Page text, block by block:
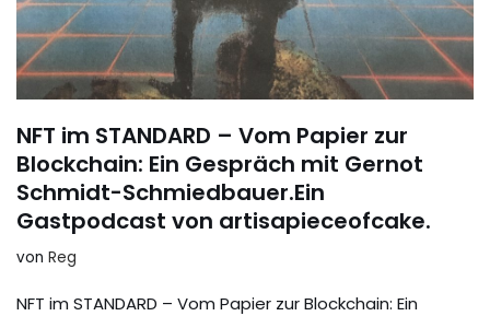
NFT im STANDARD – Vom Papier zur
Blockchain: Ein Gespräch mit Gernot
Schmidt-Schmiedbauer.Ein
Gastpodcast von artisapieceofcake.
von Reg
NFT im STANDARD – Vom Papier zur Blockchain: Ein